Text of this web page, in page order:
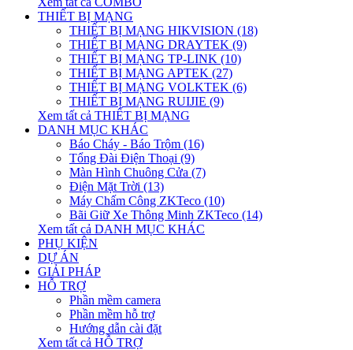
THIẾT BỊ MẠNG
THIẾT BỊ MẠNG HIKVISION (18)
THIẾT BỊ MẠNG DRAYTEK (9)
THIẾT BỊ MẠNG TP-LINK (10)
THIẾT BỊ MẠNG APTEK (27)
THIẾT BỊ MẠNG VOLKTEK (6)
THIẾT BỊ MẠNG RUIJIE (9)
Xem tất cả THIẾT BỊ MẠNG
DANH MỤC KHÁC
Báo Cháy - Báo Trộm (16)
Tổng Đài Điện Thoại (9)
Màn Hình Chuông Cửa (7)
Điện Mặt Trời (13)
Máy Chấm Công ZKTeco (10)
Bãi Giữ Xe Thông Minh ZKTeco (14)
Xem tất cả DANH MỤC KHÁC
PHỤ KIỆN
DỰ ÁN
GIẢI PHÁP
HỖ TRỢ
Phần mềm camera
Phần mềm hỗ trợ
Hướng dẫn cài đặt
Xem tất cả HỖ TRỢ